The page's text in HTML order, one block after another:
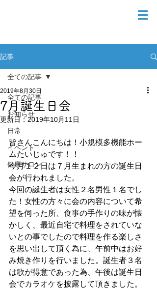
記事
全ての記事
お知らせ
日常
イベント
健康サロン
全ての記事
7月誕生日会
2019年8月30日
更新日：2019年10月11日
皆さんこんにちは！小規模多機能ホー
ムたいじゅです！！
今月１２日は７月生まれの方の誕生日
会が行われました。
今回の誕生者は女性２名男性１名でし
た！女性の方々に会の内容について希
望を伺った所、食事の手作りの味が懐
かしく、最近自宅で料理をされていな
いとの事でしたので料理を作る楽しさ
を思い出して頂く為に、午前中はお好
み焼き作りを行いました。誕生者３名
は歌が得意であった為、午後は誕生日
会でカラオケを披露して頂きました。